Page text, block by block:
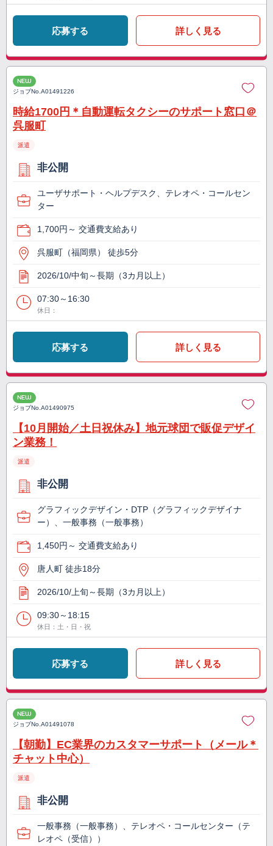
応募する 詳しく見る
NEW
ジョブNo.A01491226
時給1700円＊自動運転タクシーのサポート窓口＠
呉服町
派遣
非公開
ユーザサポート・ヘルプデスク、テレオペ・コールセン
ター
1,700円～ 交通費支給あり
呉服町（福岡県） 徒歩5分
2026/10/中旬～長期（3カ月以上）
07:30～16:30
休日：
応募する 詳しく見る
NEW
ジョブNo.A01490975
【10月開始／土日祝休み】地元球団で販促デザイ
ン業務！
派遣
非公開
グラフィックデザイン・DTP（グラフィックデザイナ
ー）、一般事務（一般事務）
1,450円～ 交通費支給あり
唐人町 徒歩18分
2026/10/上旬～長期（3カ月以上）
09:30～18:15
休日：土・日・祝
応募する 詳しく見る
NEW
ジョブNo.A01491078
【朝勤】EC業界のカスタマーサポート（メール＊
チャット中心）
派遣
非公開
一般事務（一般事務）、テレオペ・コールセンター（テ
レオペ（受信））